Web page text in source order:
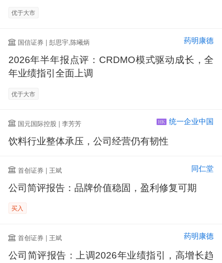
优于大市
国信证券 | 彭思宇,陈曦炳 药明康德
2026年半年报点评：CRDMO模式驱动成长，全
年业绩指引全面上调
优于大市
国元国际控股 | 李芳芳 HK 统一企业中国
饮料行业整体承压，公司经营仍有韧性
首创证券 | 王斌 同仁堂
公司简评报告：品牌价值稳固，盈利修复可期
买入
首创证券 | 王斌 药明康德
公司简评报告：上调2026年业绩指引，高增长趋